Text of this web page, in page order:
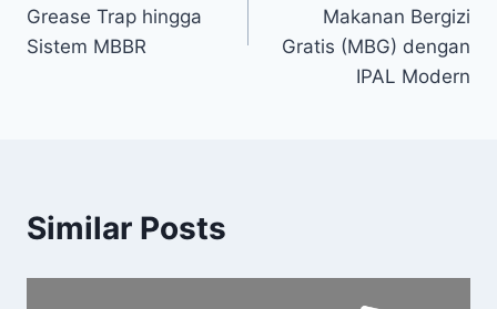
Grease Trap hingga
Sistem MBBR
Makanan Bergizi
Gratis (MBG) dengan
IPAL Modern
Similar Posts